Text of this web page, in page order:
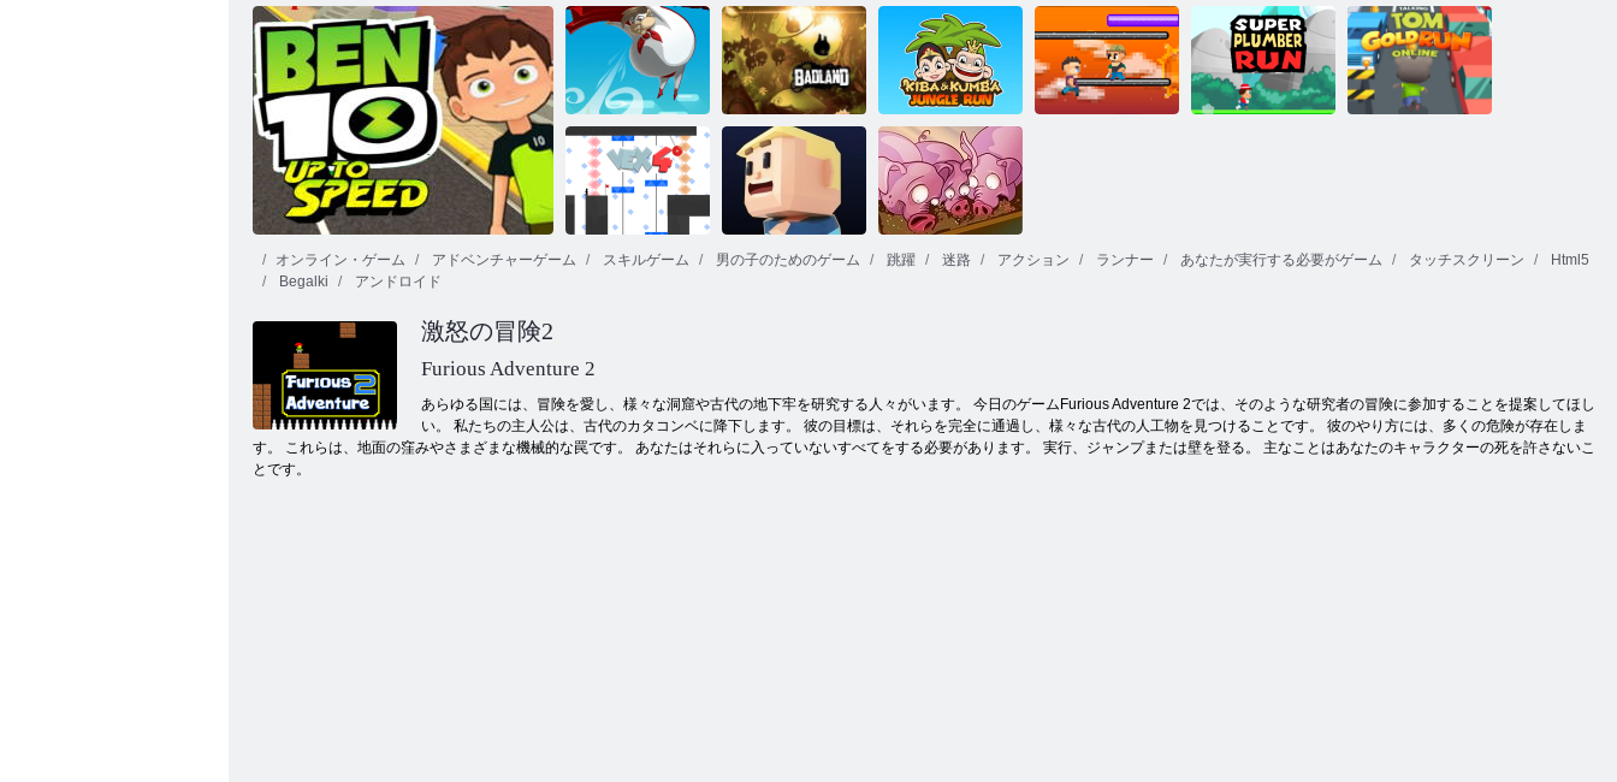
スーパーマリオラッシュ2
バッターレー
ス3 d
ホップボール
ズ3d
ベン10スピードアップ
Jetpackのマス
ター
ユーロサッカ
ースプリント
ブローマン バッドランド
木場とクン
バ：ジャング
ルラン
ランニング、
オンライン・ゲーム アドベンチャーゲーム スキルゲーム 男の子のためのゲーム 跳躍 迷路 アクション ランナー あなたが実行する必要がゲーム タッチスクリーン
Html5
Begalki
アンドロイド
激怒の冒険2
Furious Adventure 2
あらゆる国には、冒険を愛し、様々な洞窟や古代の地下牢を研究する人々がいます。 今日のゲームFurious Adventure 2では、そのような研究者の冒険に参加することを提案してほし
い。 私たちの主人公は、古代のカタコンベに降下します。 彼の目標は、それらを完全に通過し、様々な古代の人工物を見つけることです。 彼のやり方には、多くの危険が存在しま
す。 これらは、地面の窪みやさまざまな機械的な罠です。 あなたはそれらに入っていないすべてをする必要があります。 実行、ジャンプまたは壁を登る。 主なことはあなたのキャラクターの死を許さないこ
とです。